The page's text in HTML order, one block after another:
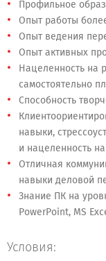
Профильное
Опыт работы
Опыт ведения
Опыт активных
Нацеленность на
самостоятельно
Способность
навыки,
и нацеленность
Отличная
навыки деловой
Знание ПК на
PowerPoint, MS
Условия: